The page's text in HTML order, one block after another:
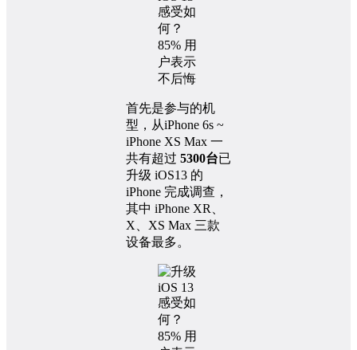
首先是参与的机
型，从iPhone 6s ~
iPhone XS Max 一
共有超过 5300台已
升级 iOS13 的
iPhone 完成调查，
其中 iPhone XR、
X、XS Max 三款
设备最多。